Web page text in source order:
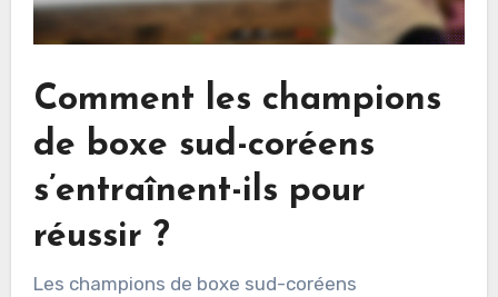
Comment les champions
de boxe sud-coréens
s’entraînent-ils pour
réussir ?
Les champions de boxe sud-coréens